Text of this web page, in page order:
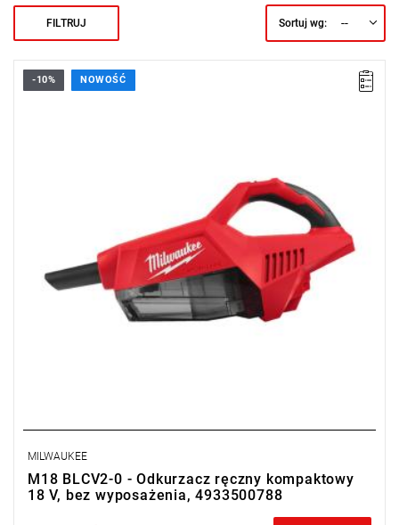
FILTRUJ Sortuj wg: --
-10% NOWOŚĆ
MILWAUKEE
M18 BLCV2-0 - Odkurzacz ręczny kompaktowy
18 V, bez wyposażenia, 4933500788